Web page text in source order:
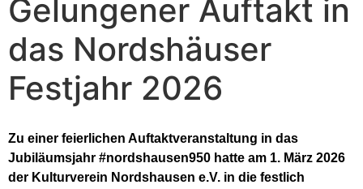
Gelungener Auftakt in
das Nordshäuser
Festjahr 2026
Zu einer feierlichen Auftaktveranstaltung in das
Jubiläumsjahr #nordshausen950 hatte am 1. März 2026
der Kulturverein Nordshausen e.V. in die festlich